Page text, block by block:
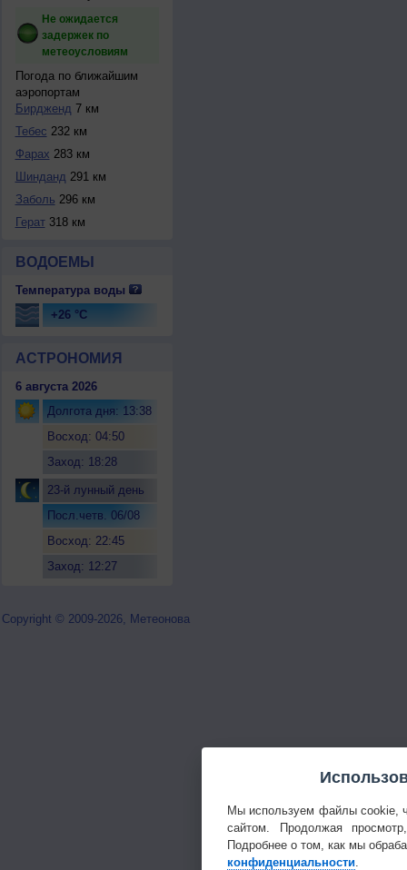
Не ожидается
задержек по
метеоусловиям
Погода по ближайшим
аэропортам
Бирдженд 7 км
Тебес 232 км
Фарах 283 км
Шинданд 291 км
Заболь 296 км
Герат318 км
ВОДОЕМЫ
Температура воды
+26 °C
АСТРОНОМИЯ
6 августа 2026
Долгота дня: 13:38
Восход: 04:50
Заход: 18:28
23-й лунный день
Посл.четв. 06/08
Восход: 22:45
Заход: 12:27
Copyright © 2009-2026, Метеонова
Мы используем файлы cookie,
сайтом. Продолжая
Подробнее о том, как мы
конфиденциальности.